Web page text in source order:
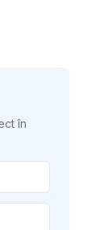
în